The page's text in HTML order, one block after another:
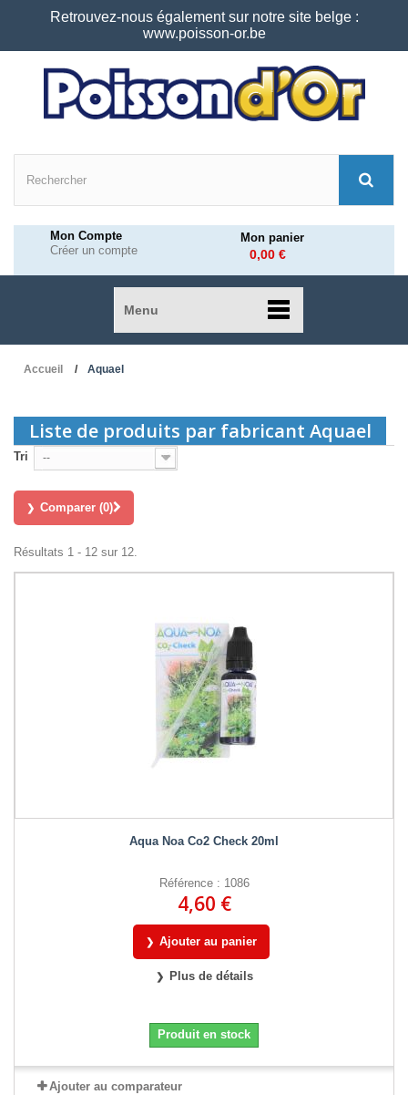
Retrouvez-nous également sur notre site belge :
www.poisson-or.be
Mon Compte
Créer un compte
Mon panier
0,00 €
Menu
Accueil Aquael
Liste de produits par fabricant Aquael
Tri --
Comparer (0)
Résultats 1 - 12 sur 12.
Aqua Noa Co2 Check 20ml
Référence : 1086
4,60 €
Ajouter au panier
Plus de détails
Produit en stock
Ajouter au comparateur